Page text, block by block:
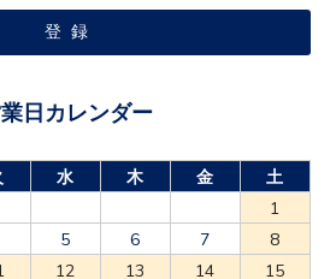
日カレンダー
水 木 金
土
1
5 6 7
8
12 13 14
15